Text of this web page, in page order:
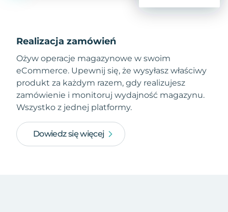
Realizacja zamówień
Ożyw operacje magazynowe w swoim
eCommerce. Upewnij się, że wysyłasz właściwy
produkt za każdym razem, gdy realizujesz
zamówienie i monitoruj wydajność magazynu.
Wszystko z jednej platformy.
Dowiedz się więcej